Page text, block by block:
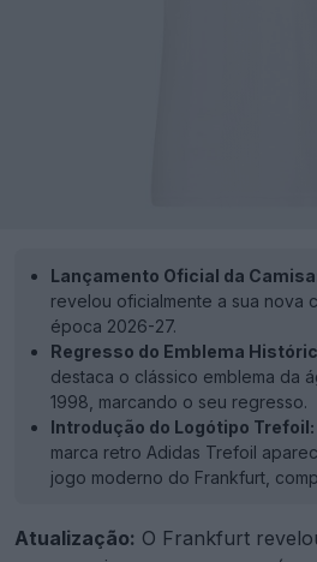
Lançamento Oficial da
revelou oficialmente a sua nova
época 2026-27.
Regresso do Emblema
destaca o clássico emblema da
1998, marcando o seu regresso.
Introdução do Logótipo Trefoil:
marca retro Adidas Trefoil
jogo moderno do Frankfurt,
Atualização: O Frankfurt